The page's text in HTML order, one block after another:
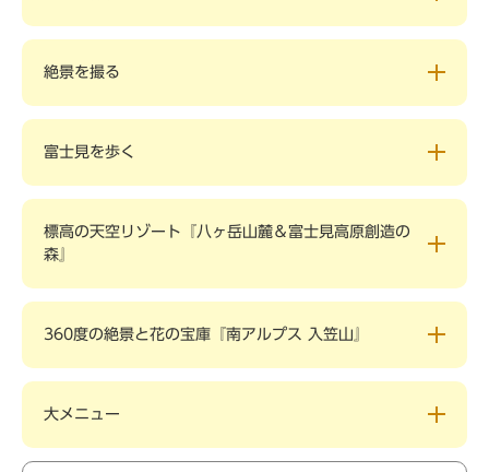
絶景を撮る
富士見を歩く
標高の天空リゾート『八ヶ岳山麓＆富士見高原創造の
森』
360度の絶景と花の宝庫『南アルプス 入笠山』
大メニュー